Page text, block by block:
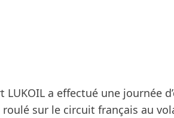
LUKOIL a effectué une journée
roulé sur le circuit français au